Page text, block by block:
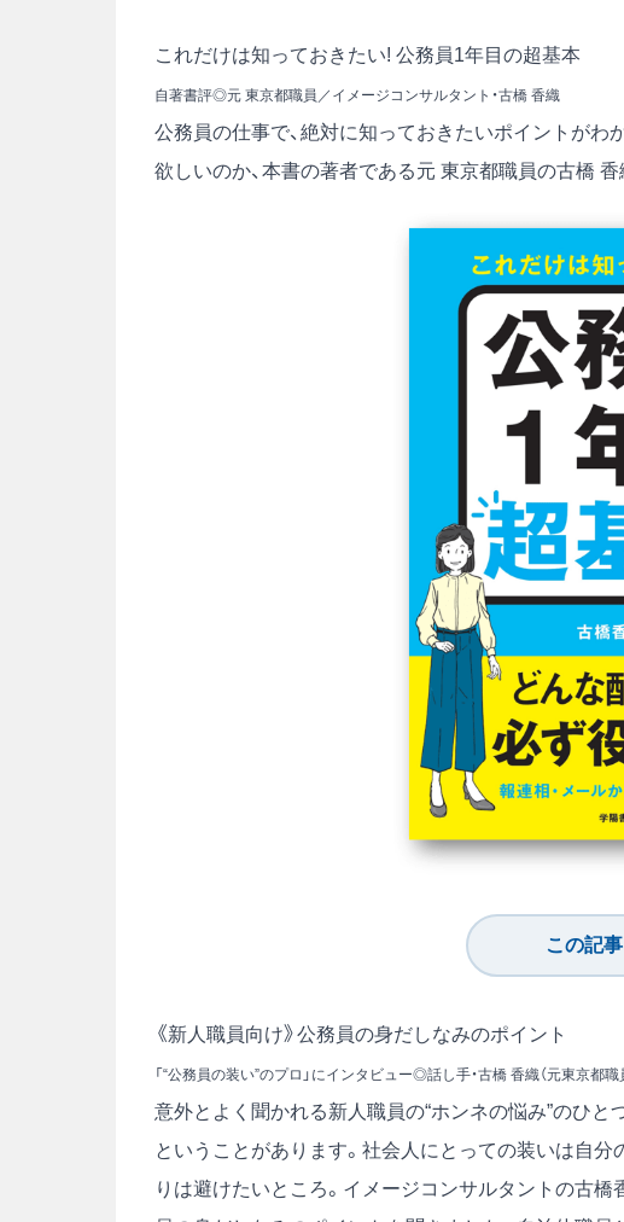
これだけは知っておきたい! 公務員1年目の超基本
自著書評◎元 東京都職員／イメージコンサルタント・古橋 香織
公務員の仕事で、絶対に知っておきたいポイントが
欲しいのか、本書の著者である元 東京都職員の古橋 香
この記
《新人職員向け》公務員の身だしなみのポイント
「“公務員の装い”のプロ」にインタビュー◎話し手・古橋 香織（元東京都
意外とよく聞かれる新人職員の“ホンネの悩み”のひと
ということがあります。社会人にとっての装いは自
りは避けたいところ。イメージコンサルタントの古